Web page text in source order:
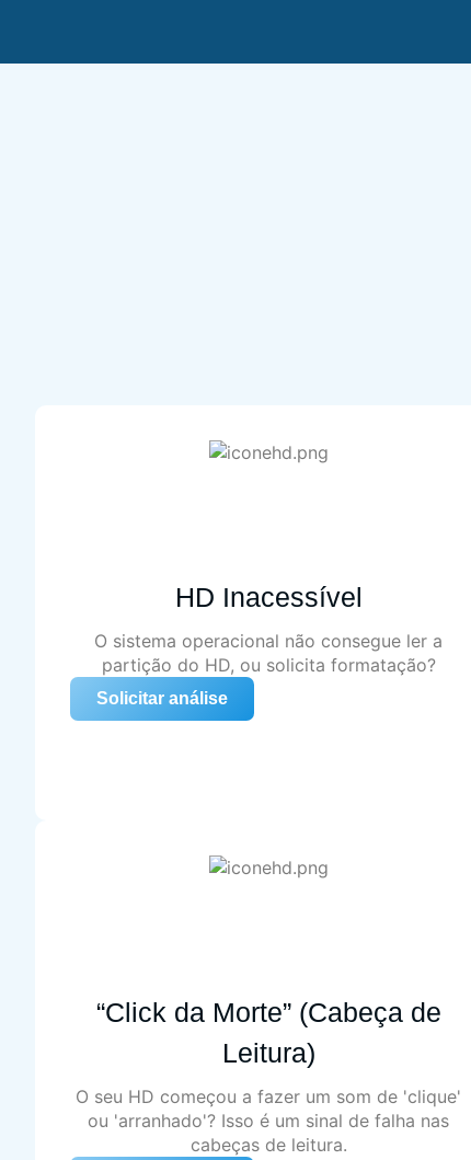
HD Inacessível
O sistema operacional não consegue ler a
partição do HD, ou solicita formatação?
Solicitar análise
“Click da Morte” (Cabeça de
Leitura)
O seu HD começou a fazer um som de 'clique'
ou 'arranhado'? Isso é um sinal de falha nas
cabeças de leitura.